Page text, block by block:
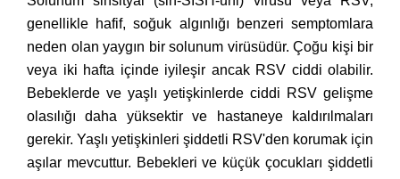
genellikle hafif, soğuk algınlığı benzeri semptomlara
neden olan yaygın bir solunum virüsüdür. Çoğu kişi bir
veya iki hafta içinde iyileşir ancak RSV ciddi olabilir.
Bebeklerde ve yaşlı yetişkinlerde ciddi RSV gelişme
olasılığı daha yüksektir ve hastaneye kaldırılmaları
gerekir. Yaşlı yetişkinleri şiddetli RSV'den korumak için
aşılar mevcuttur. Bebekleri ve küçük çocukları şiddetli